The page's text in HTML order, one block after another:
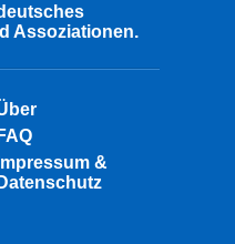
Assoziationen.
FAQ
Impressum &
Datenschutz